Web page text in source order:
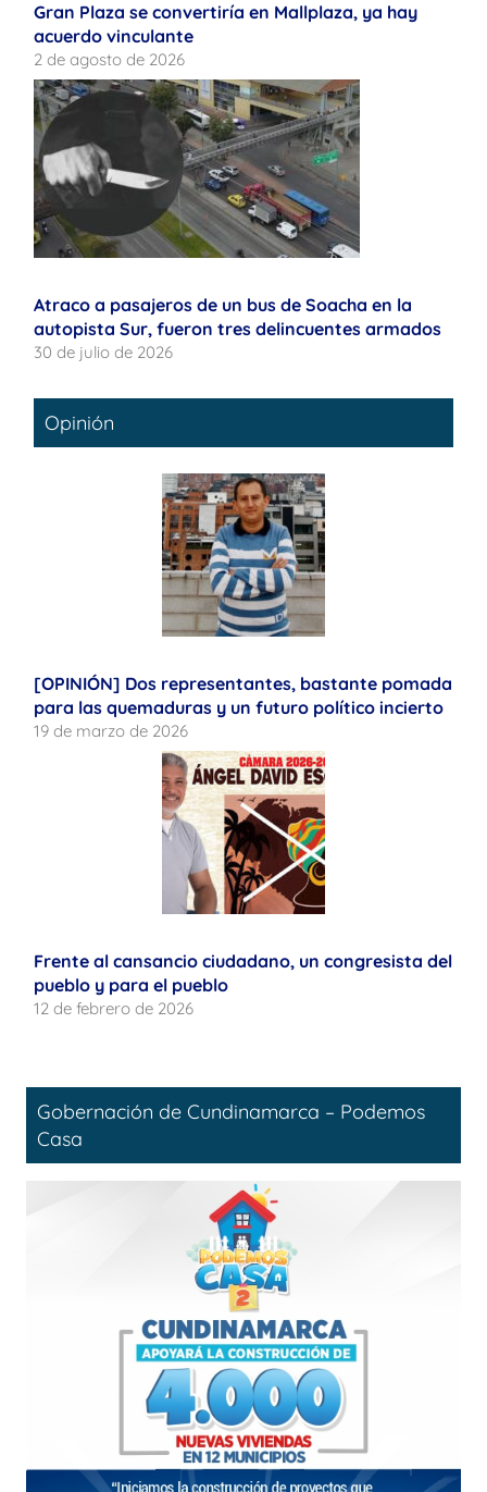
Gran Plaza se convertiría en Mallplaza, ya hay
acuerdo vinculante
2 de agosto de 2026
Atraco a pasajeros de un bus de Soacha en la
autopista Sur, fueron tres delincuentes armados
30 de julio de 2026
Opinión
[OPINIÓN] Dos representantes, bastante pomada
para las quemaduras y un futuro político incierto
19 de marzo de 2026
Frente al cansancio ciudadano, un congresista del
pueblo y para el pueblo
12 de febrero de 2026
Gobernación de Cundinamarca – Podemos
Casa